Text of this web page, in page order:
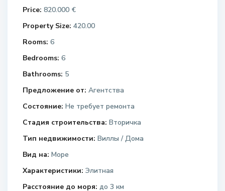
Price: 820.000 €
Property Size: 420.00
Rooms: 6
Bedrooms: 6
Bathrooms: 5
Предложение от: Агентства
Состояние: Не требует ремонта
Стадия строительства: Вторичка
Тип недвижимости: Виллы / Дома
Вид на: Море
Характеристики: Элитная
Расстояние до моря: до 3 км